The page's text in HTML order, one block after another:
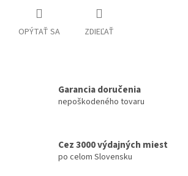
OPÝTAŤ SA ZDIEĽAŤ
Garancia doručenia
nepoškodeného tovaru
Cez 3000 výdajných miest
po celom Slovensku